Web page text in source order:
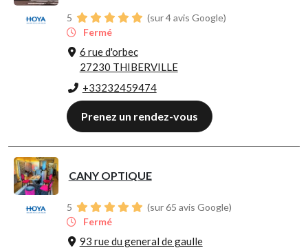
5
(sur 4 avis Google)
Fermé
6 rue d'orbec
27230 THIBERVILLE
+33232459474
Prenez un rendez-vous
CANY OPTIQUE
5
(sur 65 avis Google)
Fermé
93 rue du general de gaulle